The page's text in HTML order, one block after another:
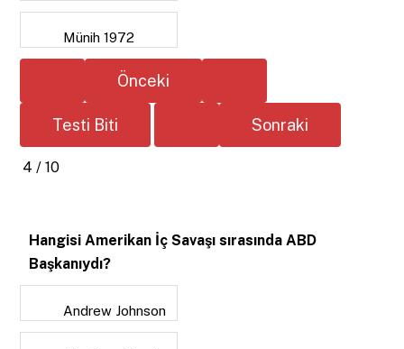
Münih 1972
4 / 10
Hangisi Amerikan İç Savaşı sırasında ABD
Başkanıydı?
Andrew Johnson